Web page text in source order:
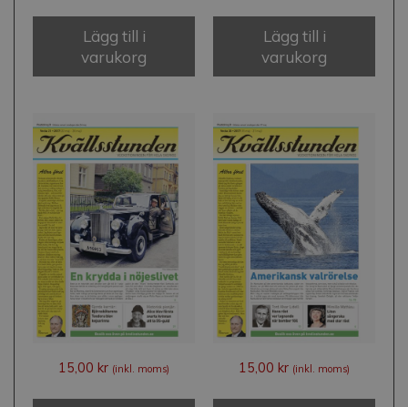
Lägg till i
varukorg
Lägg till i
varukorg
15,00 kr (inkl. moms) 15,00 kr (inkl. moms)